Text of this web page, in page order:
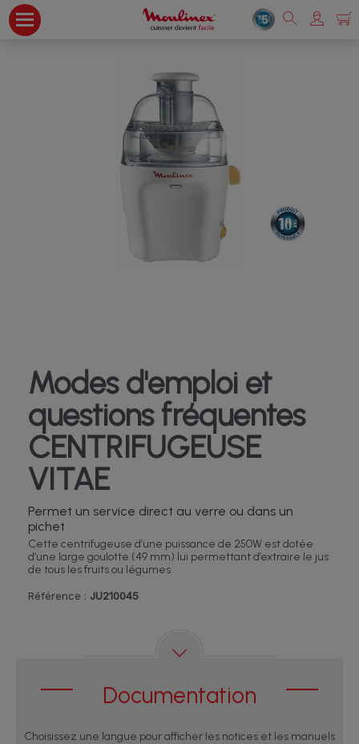
Modes d'emploi et
questions fréquentes
CENTRIFUGEUSE
VITAE
Permet un service direct au verre ou dans un
pichet
Cette centrifugeuse d’une puissance de 250W est dotée
d’une large goulotte (49 mm) lui permettant d’extraire le jus
de tous les fruits ou légumes.
Référence : JU210045
Documentation
Choisissez une langue pour afficher les notices et les manuels